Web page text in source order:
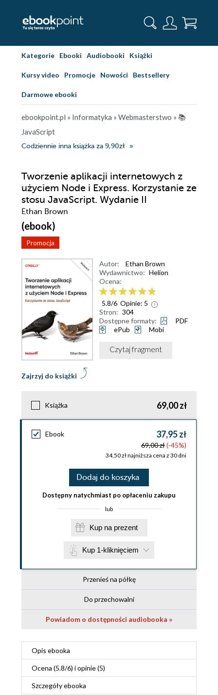
Kategorie Ebooki Audiobooki Książki
Kursy video Promocje Nowości Bestsellery
Darmowe ebooki
ebookpoint.pl » Informatyka » Webmasterstwo » 📚
JavaScript
Codziennie inna książka za 9,90zł
Tworzenie aplikacji internetowych z
użyciem Node i Express. Korzystanie ze
stosu JavaScript. Wydanie II
Ethan Brown
(ebook)
Promocja
Zajrzyj do książki
Autor:
Ethan Brown
Wydawnictwo: Helion
Ocena:
5.8/6 Opinie: 5
Stron: 304
Dostępne formaty:
PDF
ePub
Mobi
Czytaj fragment
Książka 69,00 zł
Ebook 37,95 zł
69,00 zł(-45%)
34,50 zł najniższa cena z 30 dni
Dodaj do koszyka
Dostępny natychmiast po opłaceniu zakupu
lub
Kup na prezent
Kup 1-kliknięciem
Przenieś na półkę
Do przechowalni
Powiadom o dostępności audiobooka »
Opis ebooka
Ocena (5.8/6) i opinie (5)
Szczegółyebooka